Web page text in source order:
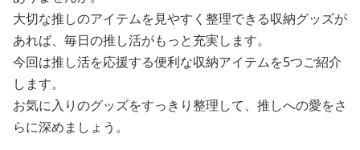
大切な推しのアイテムを見やすく整理できる収納グッズが
あれば、毎日の推し活がもっと充実します。
今回は推し活を応援する便利な収納アイテムを5つご紹介
します。
お気に入りのグッズをすっきり整理して、推しへの愛をさ
らに深めましょう。